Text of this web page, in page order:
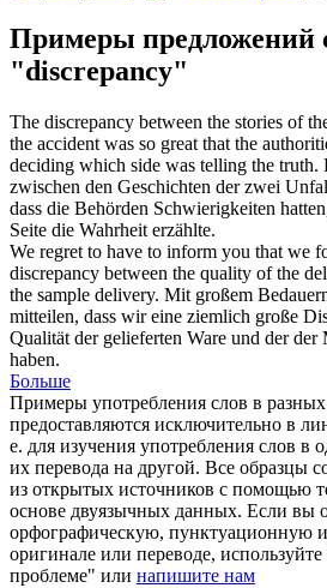
Примеры предложений
"discrepancy"
The discrepancy between the stories of
the accident was so great that the
deciding which side was telling the truth.
zwischen den Geschichten der zwei
dass die Behörden Schwierigkeiten
Seite die Wahrheit erzählte.
We regret to have to inform you that we
discrepancy between the quality of the
the sample delivery. Mit großem
mitteilen, dass wir eine ziemlich große
Qualität der gelieferten Ware und der der
haben.
Больше
Примеры употребления слов в разных
предоставляются исключительно в
е. для изучения употребления слов в
их перевода на другой. Все образцы
из открытых источников с помощью
основе двуязычных данных. Если вы
орфографическую, пунктуационную
оригинале или переводе,
проблеме" или напишите нам